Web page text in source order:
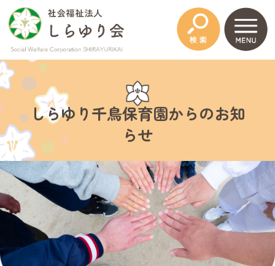
このページの本文へ
しらゆり千鳥保育園からのお知
らせ